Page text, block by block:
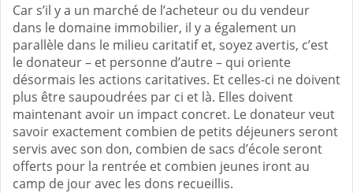
Car s’il y a un marché de l’acheteur ou du vendeur
dans le domaine immobilier, il y a également un
parallèle dans le milieu caritatif et, soyez avertis, c’est
le donateur – et personne d’autre – qui oriente
désormais les actions caritatives. Et celles-ci ne doivent
plus être saupoudrées par ci et là. Elles doivent
maintenant avoir un impact concret. Le donateur veut
savoir exactement combien de petits déjeuners seront
servis avec son don, combien de sacs d’école seront
offerts pour la rentrée et combien jeunes iront au
camp de jour avec les dons recueillis.